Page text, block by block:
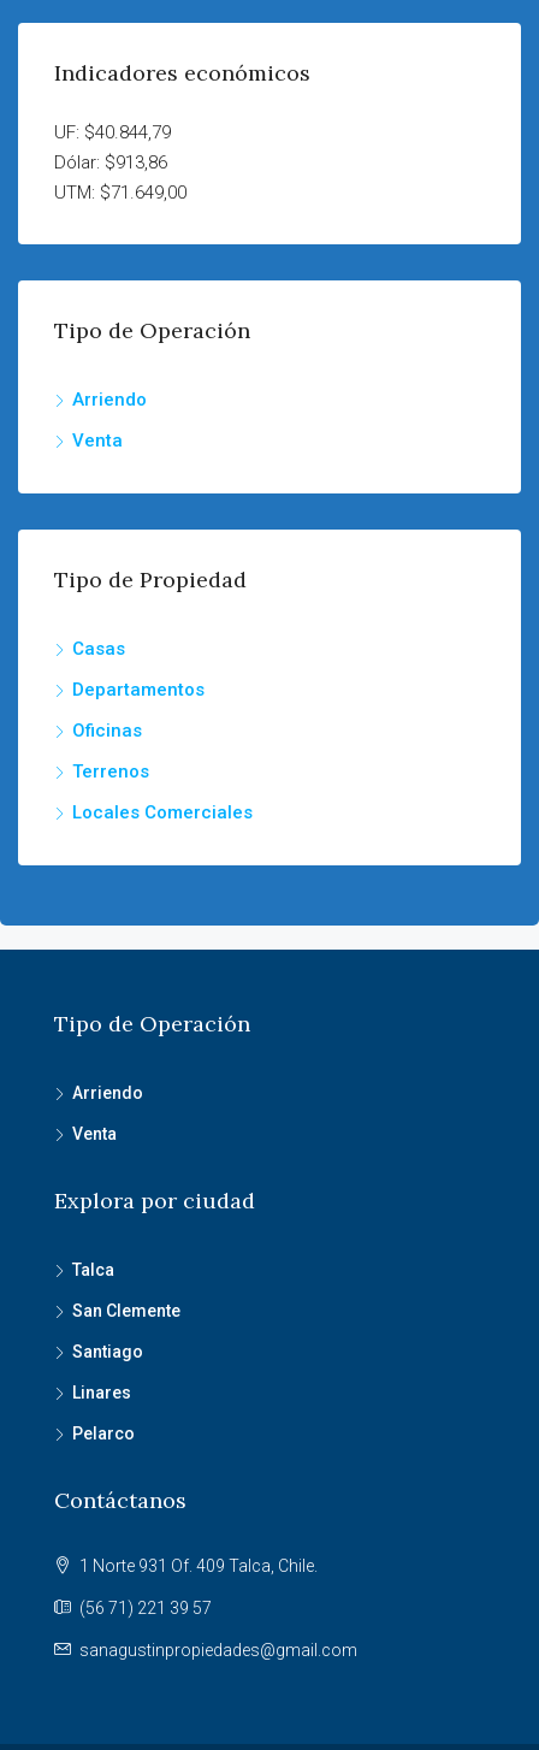
Indicadores económicos
UF: $40.844,79
Dólar: $913,86
UTM: $71.649,00
Tipo de Operación
Arriendo
Venta
Tipo de Propiedad
Casas
Departamentos
Oficinas
Terrenos
Locales Comerciales
Tipo de Operación
Arriendo
Venta
Explora por ciudad
Talca
San Clemente
Santiago
Linares
Pelarco
Contáctanos
1 Norte 931 Of. 409 Talca, Chile.
(56 71) 221 39 57
sanagustinpropiedades@gmail.com